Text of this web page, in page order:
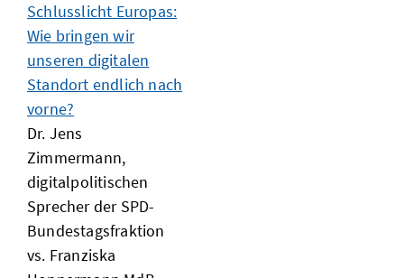
Schlusslicht Europas:
Wie bringen wir
unseren digitalen
Standort endlich nach
vorne?
Dr. Jens
Zimmermann,
digitalpolitischen
Sprecher der SPD-
Bundestagsfraktion
vs. Franziska